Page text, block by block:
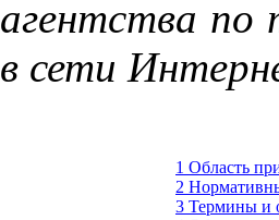
агентства по
в сети
1 Область
2
3 Термины и